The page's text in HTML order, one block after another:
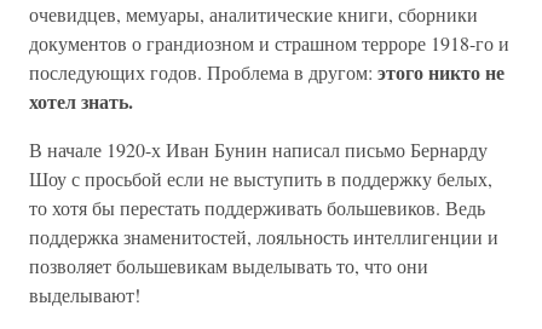
очевидцев, мемуары, аналитические книги, сборники
документов о грандиозном и страшном терроре 1918-го и
последующих годов. Проблема в другом: этого никто не
хотел знать.
В начале 1920-х Иван Бунин написал письмо Бернарду
Шоу с просьбой если не выступить в поддержку белых,
то хотя бы перестать поддерживать большевиков. Ведь
поддержка знаменитостей, лояльность интеллигенции и
позволяет большевикам выделывать то, что они
выделывают!